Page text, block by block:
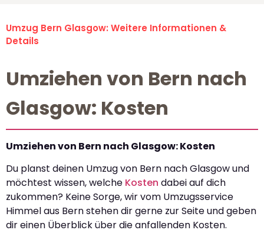
Umzug Bern Glasgow: Weitere Informationen &
Details
Umziehen von Bern nach
Glasgow: Kosten
Umziehen von Bern nach Glasgow: Kosten
Du planst deinen Umzug von Bern nach Glasgow und
möchtest wissen, welche Kosten dabei auf dich
zukommen? Keine Sorge, wir vom Umzugsservice
Himmel aus Bern stehen dir gerne zur Seite und geben
dir einen Überblick über die anfallenden Kosten.